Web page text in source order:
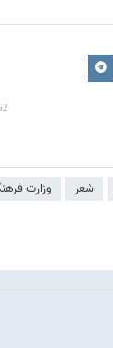
شعر
وزارت